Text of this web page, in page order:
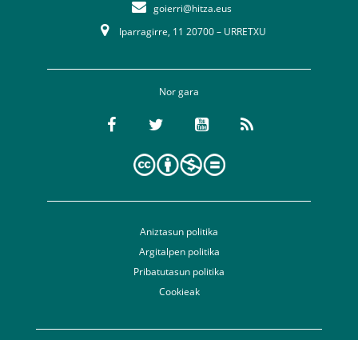
goierri@hitza.eus
Iparragirre, 11 20700 – URRETXU
Nor gara
Aniztasun politika
Argitalpen politika
Pribatutasun politika
Cookieak